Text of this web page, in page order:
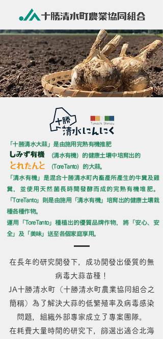
「十勝清水大蒜」是由施用完熟有機推肥
（清水有機）的健康土壤中培育出的
（ToreTanto）的大蒜。
「清水有機」是混合十勝清水町內畜產所產生的牛糞及雞
糞，並使用天然菌長時間發酵而成的完熟有機堆肥。
「ToreTanto」則是由施用「清水有機」培育出的健康土壤栽
種各種作物。
運用「ToreTanto」種植出的優質品牌作物，將「安心、安
全」及「美味」送至各個家庭享用。
在長年的研究開發下，成功開發出優質的無
病毒大蒜苗種！
JA十勝清水町（十勝清水町農業協同組合之
簡稱）為了解決大蒜的低繁殖率及病毒感染
問題，組織外部專家成立了專案團隊。
在耗費大量時間的研究下，篩選出適合北海